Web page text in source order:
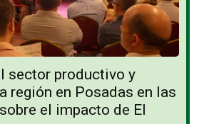
sector productivo y
región en Posadas en las
el impacto de El